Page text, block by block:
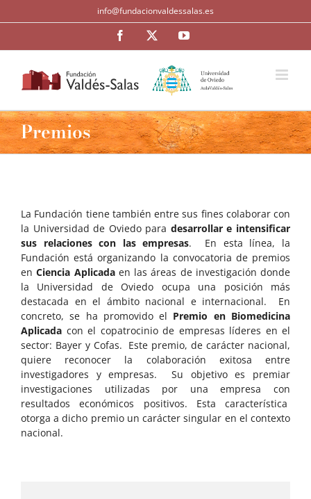
al
info@fundacionvaldessalas.es
FacebookTwitterYouTube
Premios
La Fundación tiene también entre sus fines colaborar con
la Universidad de Oviedo para desarrollar e intensificar
sus relaciones con las empresas. En esta línea, la
Fundación está organizando la convocatoria de premios
enCiencia Aplicadaen las áreas de investigación donde
la Universidad de Oviedo ocupa una posición más
destacada en el ámbito nacional e internacional. En
concreto, se ha promovido el Premio en Biomedicina
Aplicada con el copatrocinio de empresas líderes en el
sector: Bayer y Cofas. Este premio, de carácter nacional,
quiere reconocer la colaboración exitosa entre
investigadores y empresas. Su objetivo es premiar
investigaciones utilizadas por una empresa con
resultados económicos positivos. Esta característica
otorga a dicho premio un carácter singular en el contexto
nacional.